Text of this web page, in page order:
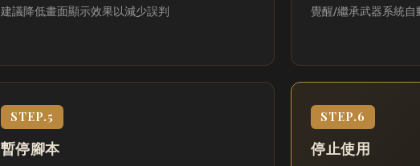
建議降低畫面顯示效果以減少誤判
覺醒/繼承武器系統自
STEP.5
暫停腳本
STEP.6
停止使用